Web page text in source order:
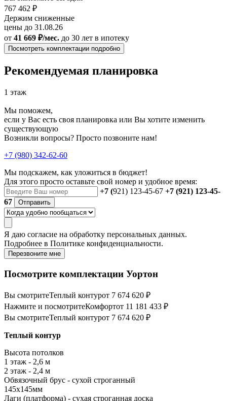
767 462 ₽
Держим сниженные
цены до 31.08.26
от 41 669 ₽/мес. до 30 лет в ипотеку
Посмотреть комплектации подробно
Рекомендуемая планировка
1 этаж
Мы поможем,
если у Вас есть своя планировка или Вы хотите изменить
существующую
Возникли вопросы? Просто позвоните нам!
+7 (980) 342-62-60
Мы подскажем, как уложиться в бюджет!
Для этого просто оставьте свой номер и удобное время:
+7 (921) 123-45-67 +7 (921) 123-45-
67
Отправить
Я даю согласие на обработку персональных данных.
Подробнее в Политике конфиденциальности.
Перезвоните мне
Посмотрите комплектации Уортон
Вы смотритеТеплый контурот 7 674 620 ₽
Нажмите и посмотритеКомфортот 11 181 433 ₽
Вы смотритеТеплый контурот 7 674 620 ₽
Теплый контур
Высота потолков
1 этаж - 2,6 м
2 этаж - 2,4 м
Обвязочный брус - сухой строганный
145х145мм
Лаги (платформа) - сухая строганная доска